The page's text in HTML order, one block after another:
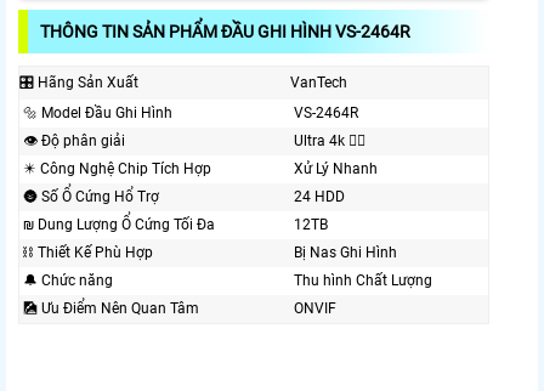
THÔNG TIN SẢN PHẨM ĐẦU GHI HÌNH VS-2464R
🎛 Hãng Sản Xuất
VanTech
🔩 Model Đầu Ghi Hình
VS-2464R
👁 Độ phân giải
Ultra 4k 👍🏾
✴️ Công Nghệ Chip Tích Hợp
Xử Lý Nhanh
🌚 Số Ổ Cứng Hổ Trợ
24 HDD
₪ Dung Lượng Ổ Cứng Tối Đa
12TB
⛓ Thiết Kế Phù Hợp
Bị Nas Ghi Hình
🔔 Chức năng
Thu hình Chất Lượng
🎑 Ưu Điểm Nên Quan Tâm
ONVIF